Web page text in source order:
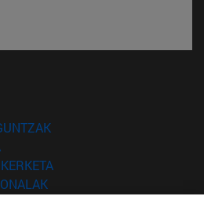
batean irekiko da)
(Beste leiho batean irekiko
(Beste leiho batean irekiko da)
(Beste leiho batean irekiko
(Beste leiho batean irekiko